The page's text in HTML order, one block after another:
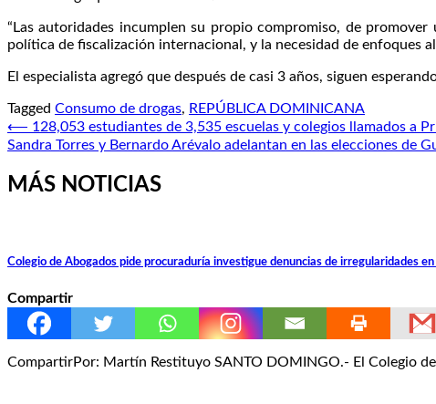
“Las autoridades incumplen su propio compromiso, de
política de fiscalización internacional, y la necesidad de enfoques
El especialista agregó que después de casi 3 años, siguen
Tagged Consumo de drogas, REPÚBLICA DOMINICANA
Navegación
de
entradas
⟵ 128,053 estudiantes de 3,535 escuelas y colegios llamados a
Sandra Torres y Bernardo Arévalo adelantan en las elecciones de
MÁS NOTICIAS
Colegio de Abogados pide procuraduría investigue denuncias de irregularidades
Compartir
CompartirPor: Martín Restituyo SANTO DOMINGO.- El Colegio